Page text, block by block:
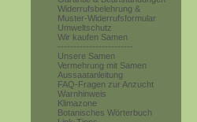
Widerrufsbelehrung &
Muster-Widerrufsformular
Umweltschutz
Wir kaufen Samen
------------------------
Unsere Samen
Vermehrung mit Samen
Aussaatanleitung
FAQ-Fragen zur Anzucht
Warnhinweis
Klimazone
Botanisches Wörterbuch